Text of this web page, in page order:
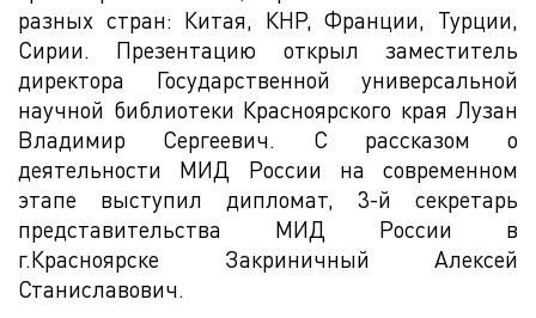
разных стран: Китая, КНР, Франции, Турции,
Сирии. Презентацию открыл заместитель
директора Государственной универсальной
научной библиотеки Красноярского края Лузан
Владимир Сергеевич. С рассказом о
деятельности МИД России на современном
этапе выступил дипломат, 3-й секретарь
представительства МИД России в
г.Красноярске Закриничный Алексей
Станиславович.